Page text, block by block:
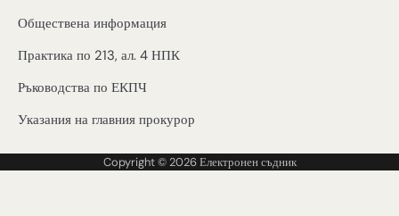
Обществена информация
Практика по 213, ал. 4 НПК
Ръководства по ЕКПЧ
Указания на главния прокурор
Copyright © 2026Електронен съдник